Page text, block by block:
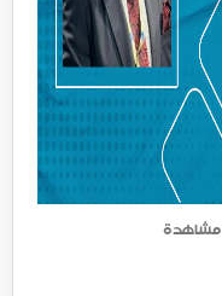
مشاهدة